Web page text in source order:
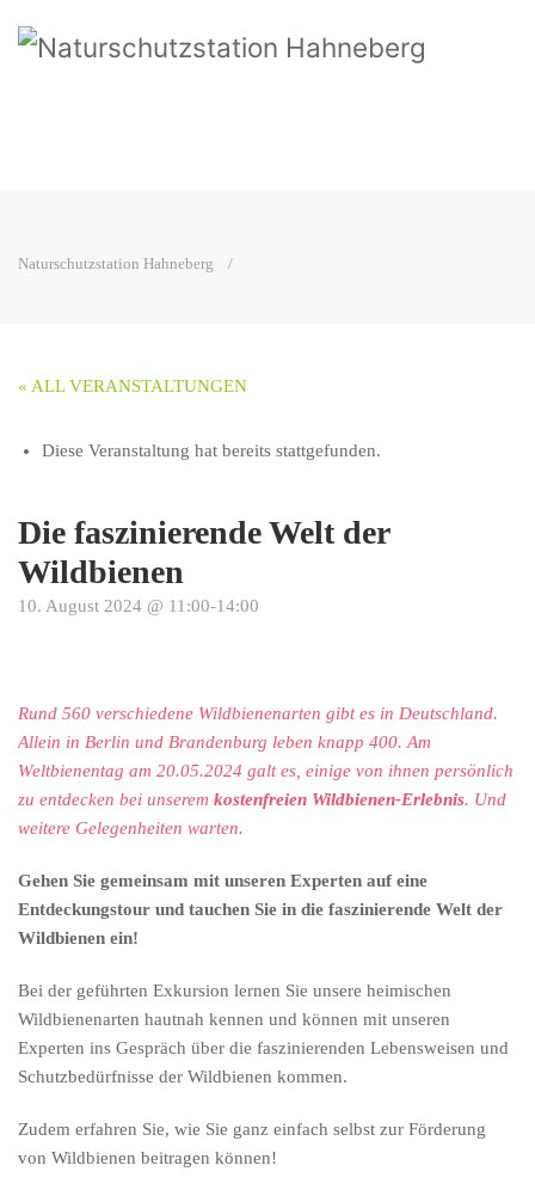
Naturschutzstation Hahneberg
« ALL VERANSTALTUNGEN
Diese Veranstaltung hat bereits stattgefunden.
Die faszinierende Welt der
Wildbienen
10. August 2024 @ 11:00-14:00
Rund 560 verschiedene Wildbienenarten gibt es in Deutschland.
Allein in Berlin und Brandenburg leben knapp 400. Am
Weltbienentag am 20.05.2024 galt es, einige von ihnen persönlich
zu entdecken bei unserem kostenfreien Wildbienen-Erlebnis. Und
weitere Gelegenheiten warten.
Gehen Sie gemeinsam mit unseren Experten auf eine
Entdeckungstour und tauchen Sie in die faszinierende Welt der
Wildbienen ein!
Bei der geführten Exkursion lernen Sie unsere heimischen
Wildbienenarten hautnah kennen und können mit unseren
Experten ins Gespräch über die faszinierenden Lebensweisen und
Schutzbedürfnisse der Wildbienen kommen.
Zudem erfahren Sie, wie Sie ganz einfach selbst zur Förderung
von Wildbienen beitragen können!